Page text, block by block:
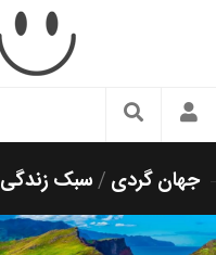
سبک زندگی
زیبایی و آرایش
جهان گردی /سبک زندگی